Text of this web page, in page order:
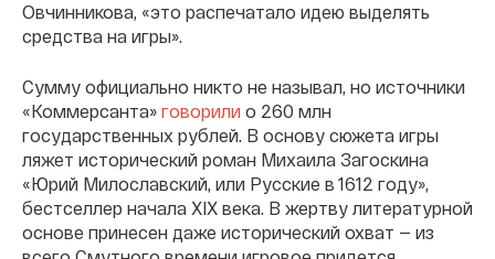
Овчинникова, «это распечатало идею выделять
средства на игры».
Сумму официально никто не называл, но источники
«Коммерсанта» говорили о 260 млн
государственных рублей. В основу сюжета игры
ляжет исторический роман Михаила Загоскина
«Юрий Милославский, или Русские в 1612 году»,
бестселлер начала XIX века. В жертву литературной
основе принесен даже исторический охват — из